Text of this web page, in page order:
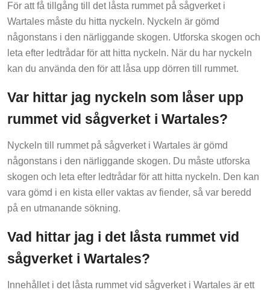
Wartales måste du hitta nyckeln. Nyckeln är gömd
någonstans i den närliggande skogen. Utforska skogen och
leta efter ledtrådar för att hitta nyckeln. När du har nyckeln
kan du använda den för att låsa upp dörren till rummet.
Var hittar jag nyckeln som låser upp
rummet vid sågverket i Wartales?
Nyckeln till rummet på sågverket i Wartales är gömd
någonstans i den närliggande skogen. Du måste utforska
skogen och leta efter ledtrådar för att hitta nyckeln. Den kan
vara gömd i en kista eller vaktas av fiender, så var beredd
på en utmanande sökning.
Vad hittar jag i det låsta rummet vid
sågverket i Wartales?
Innehållet i det låsta rummet vid sågverket i Wartales är ett